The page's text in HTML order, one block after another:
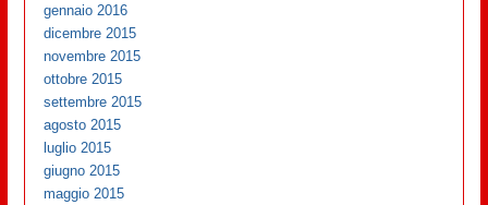
gennaio 2016
dicembre 2015
novembre 2015
ottobre 2015
settembre 2015
agosto 2015
luglio 2015
giugno 2015
maggio 2015